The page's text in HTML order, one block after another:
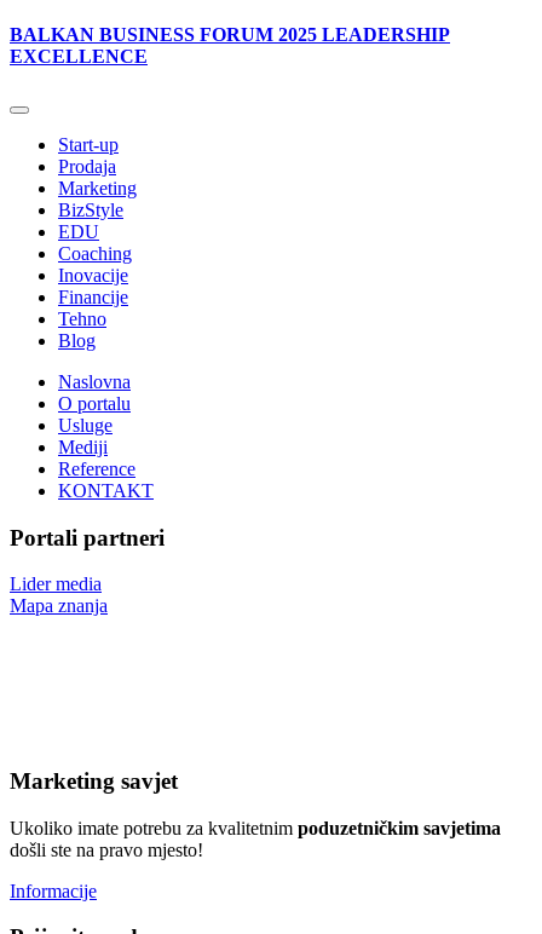
BALKAN BUSINESS FORUM 2025 LEADERSHIP
EXCELLENCE
Start-up
Prodaja
Marketing
BizStyle
EDU
Coaching
Inovacije
Financije
Tehno
Blog
Naslovna
O portalu
Usluge
Mediji
Reference
KONTAKT
Portali partneri
Lider media
Mapa znanja
Marketing savjet
Ukoliko imate potrebu za kvalitetnim poduzetničkim savjetima
došli ste na pravo mjesto!
Informacije